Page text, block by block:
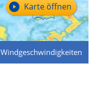
Windgeschwindigkeiten
Karte öffnen